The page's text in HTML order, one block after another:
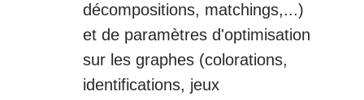
décompositions, matchings,...)
et de paramètres d'optimisation
sur les graphes (colorations,
identifications, jeux